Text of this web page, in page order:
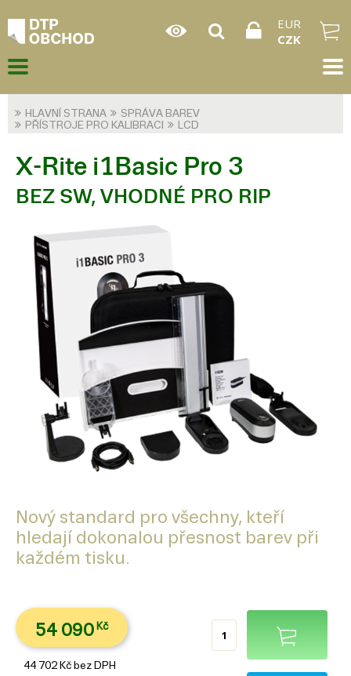
EUR
CZK
HLAVNÍ STRANA
SPRÁVA BAREV
PŘÍSTROJE PRO KALIBRACI
LCD
X-Rite i1Basic Pro 3
BEZ SW, VHODNÉ PRO RIP
Nový standard pro všechny, kteří
hledají dokonalou přesnost barev při
každém tisku.
54 090 Kč
44 702 Kč bez DPH